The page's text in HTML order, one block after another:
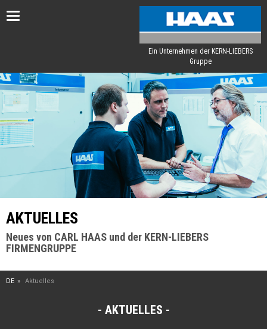
Toggle
Ein Unternehmen der KERN-LIEBERS
Gruppe
AKTUELLES
Neues von CARL HAAS und der KERN-LIEBERS
FIRMENGRUPPE
DE Aktuelles
AKTUELLES